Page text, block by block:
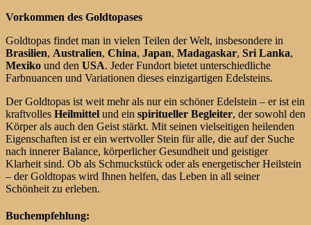
Vorkommen des Goldtopases
Goldtopas findet man in vielen Teilen der Welt, insbesondere in
Brasilien, Australien, China, Japan, Madagaskar, Sri Lanka,
Mexiko und den USA. Jeder Fundort bietet unterschiedliche
Farbnuancen und Variationen dieses einzigartigen Edelsteins.
Der Goldtopas ist weit mehr als nur ein schöner Edelstein – er ist ein
kraftvolles Heilmittel und ein spiritueller Begleiter, der sowohl den
Körper als auch den Geist stärkt. Mit seinen vielseitigen heilenden
Eigenschaften ist er ein wertvoller Stein für alle, die auf der Suche
nach innerer Balance, körperlicher Gesundheit und geistiger
Klarheit sind. Ob als Schmuckstück oder als energetischer Heilstein
– der Goldtopas wird Ihnen helfen, das Leben in all seiner
Schönheit zu erleben.
Buchempfehlung: